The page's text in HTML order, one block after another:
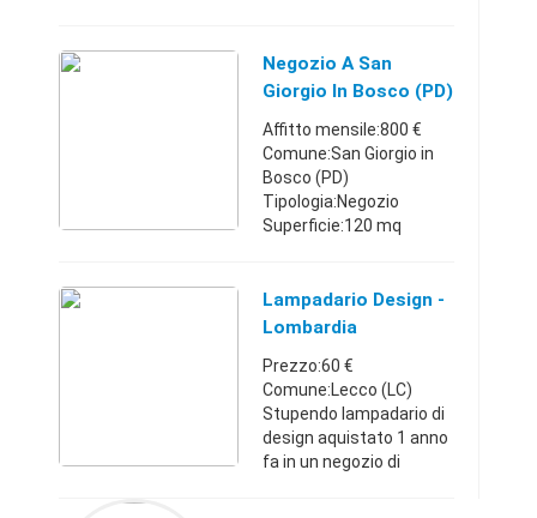
pedonali, definizione
immediata, il locale deve
Negozio A San
Giorgio In Bosco (PD)
Affitto mensile:800 €
Comune:San Giorgio in
Bosco (PD)
Tipologia:Negozio
Superficie:120 mq
immobile ad uso
commerciale-direzionale
Lampadario Design -
Lombardia
Prezzo:60 €
Comune:Lecco (LC)
Stupendo lampadario di
design aquistato 1 anno
fa in un negozio di